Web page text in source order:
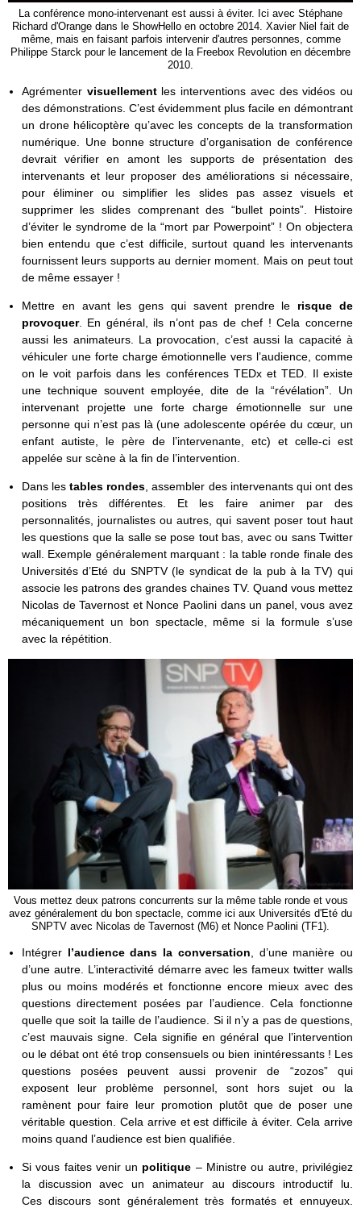
La conférence mono-intervenant est aussi à éviter. Ici avec Stéphane
Richard d'Orange dans le ShowHello en octobre 2014. Xavier Niel fait de
même, mais en faisant parfois intervenir d'autres personnes, comme
Philippe Starck pour le lancement de la Freebox Revolution en décembre
2010.
Agrémenter visuellement les interventions avec des vidéos ou
des démonstrations. C’est évidemment plus facile en démontrant
un drone hélicoptère qu’avec les concepts de la transformation
numérique. Une bonne structure d’organisation de conférence
devrait vérifier en amont les supports de présentation des
intervenants et leur proposer des améliorations si nécessaire,
pour éliminer ou simplifier les slides pas assez visuels et
supprimer les slides comprenant des “bullet points”. Histoire
d’éviter le syndrome de la “mort par Powerpoint” ! On objectera
bien entendu que c’est difficile, surtout quand les intervenants
fournissent leurs supports au dernier moment. Mais on peut tout
de même essayer !
Mettre en avant les gens qui savent prendre le risque de
provoquer. En général, ils n’ont pas de chef ! Cela concerne
aussi les animateurs. La provocation, c’est aussi la capacité à
véhiculer une forte charge émotionnelle vers l’audience, comme
on le voit parfois dans les conférences TEDx et TED. Il existe
une technique souvent employée, dite de la “révélation”. Un
intervenant projette une forte charge émotionnelle sur une
personne qui n’est pas là (une adolescente opérée du cœur, un
enfant autiste, le père de l’intervenante, etc) et celle-ci est
appelée sur scène à la fin de l’intervention.
Dans lestables rondes, assembler des intervenants qui ont des
positions très différentes. Et les faire animer par des
personnalités, journalistes ou autres, qui savent poser tout haut
les questions que la salle se pose tout bas, avec ou sans Twitter
wall. Exemple généralement marquant : la table ronde finale des
Universités d’Eté du SNPTV (le syndicat de la pub à la TV) qui
associe les patrons des grandes chaines TV. Quand vous mettez
Nicolas de Tavernost et Nonce Paolini dans un panel, vous avez
mécaniquement un bon spectacle, même si la formule s’use
avec la répétition.
Vous mettez deux patrons concurrents sur la même table ronde et vous
avez généralement du bon spectacle, comme ici aux Universités d'Eté du
SNPTV avec Nicolas de Tavernost (M6) et Nonce Paolini (TF1).
Intégrer l’audience dans la conversation , d’une manière ou
d’une autre. L’interactivité démarre avec les fameux twitter walls
plus ou moins modérés et fonctionne encore mieux avec des
questions directement posées par l’audience. Cela fonctionne
quelle que soit la taille de l’audience. Si il n’y a pas de questions,
c’est mauvais signe. Cela signifie en général que l’intervention
ou le débat ont été trop consensuels ou bien inintéressants ! Les
questions posées peuvent aussi provenir de “zozos” qui
exposent leur problème personnel, sont hors sujet ou la
ramènent pour faire leur promotion plutôt que de poser une
véritable question. Cela arrive et est difficile à éviter. Cela arrive
moins quand l’audience est bien qualifiée.
Si vous faites venir un politique – Ministre ou autre, privilégiez
la discussion avec un animateur au discours introductif lu.
Ces discours sont généralement très formatés et ennuyeux.